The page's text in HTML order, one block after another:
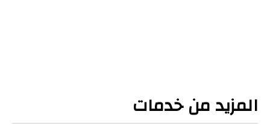
المزيد من خدمات